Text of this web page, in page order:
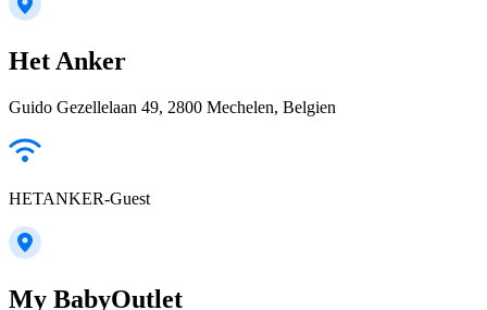
Het Anker
Guido Gezellelaan 49, 2800 Mechelen, Belgien
HETANKER-Guest
My BabyOutlet